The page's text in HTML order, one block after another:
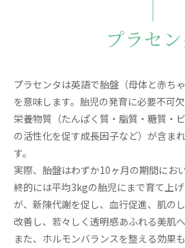
プラセン
プラセンタは英語で胎盤（母体と赤ち
を意味します。胎児の発育に必要不可
栄養物質（たんぱく質・脂質・糖質・
の活性化を促す成長因子など）が含ま
す。
実際、胎盤はわずか10ヶ月の期間にお
終的には平均3kgの胎児にまで育て上
が、新陳代謝を促し、血行促進、肌の
改善し、若々しく透明感あふれる美肌へ
また、ホルモンバランスを整える効果